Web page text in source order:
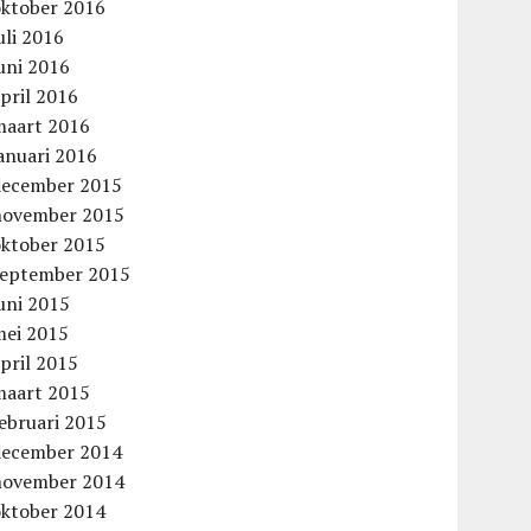
2016
2016
2016
2016
2016
2016
2015
2015
2015
2015
2015
2015
2015
2015
2015
2014
2014
2014